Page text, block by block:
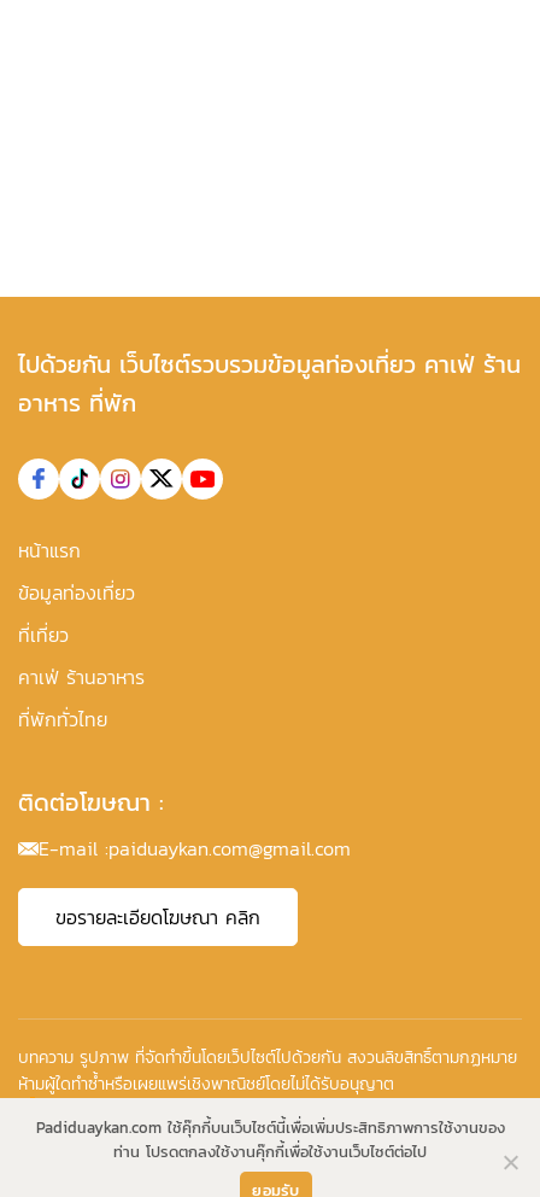
ไปด้วยกัน เว็บไซต์รวบรวมข้อมูลท่องเที่ยว คาเฟ่ ร้าน
อาหาร ที่พัก
หน้าแรก
ข้อมูลท่องเที่ยว
ที่เที่ยว
คาเฟ่ ร้านอาหาร
ที่พักทั่วไทย
ติดต่อโฆษณา :
E-mail :paiduaykan.com@gmail.com
ขอรายละเอียดโฆษณา คลิก
บทความ รูปภาพ ที่จัดทำขึ้นโดยเว็ปไซต์ไปด้วยกัน สงวนลิขสิทธิ์ตามกฏหมาย
ห้ามผู้ใดทำซ้ำหรือเผยแพร่เชิงพาณิชย์โดยไม่ได้รับอนุญาต
Padiduaykan.com ใช้คุ๊กกี้บนเว็บไซต์นี้เพื่อเพิ่มประสิทธิภาพการใช้งานของ
ท่าน โปรดตกลงใช้งานคุ๊กกี้เพื่อใช้งานเว็บไซต์ต่อไป
ยอมรับ